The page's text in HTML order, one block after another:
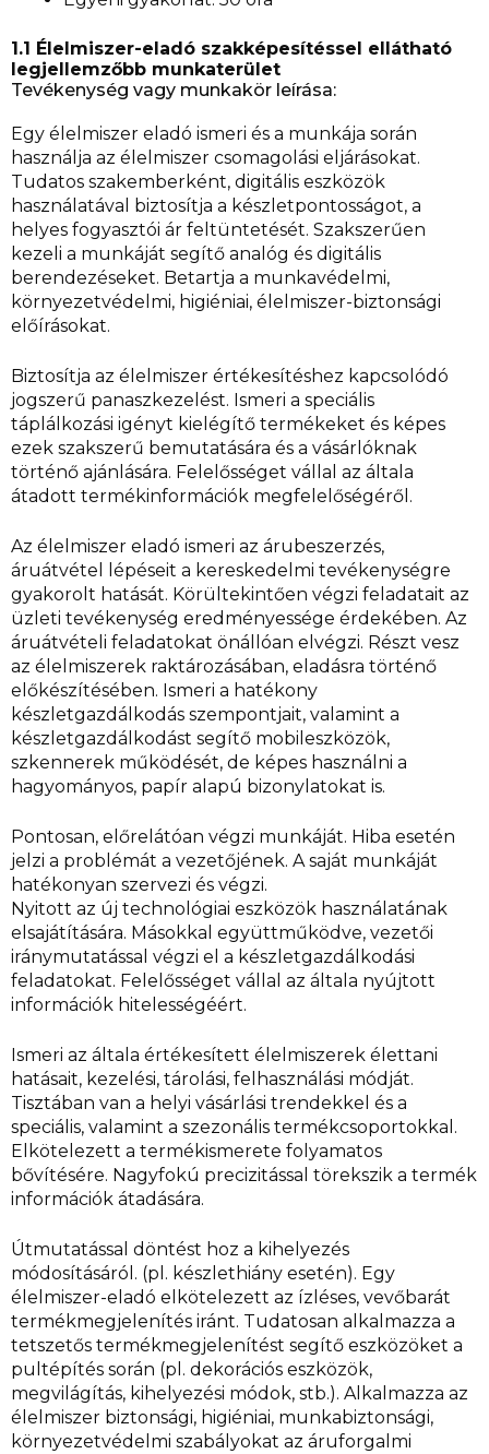
1.1 Élelmiszer-eladó szakképesítéssel ellátható
legjellemzőbb munkaterület
Tevékenység vagy munkakör leírása:
Egy élelmiszer eladó ismeri és a munkája során
használja az élelmiszer csomagolási eljárásokat.
Tudatos szakemberként, digitális eszközök
használatával biztosítja a készletpontosságot, a
helyes fogyasztói ár feltüntetését. Szakszerűen
kezeli a munkáját segítő analóg és digitális
berendezéseket. Betartja a munkavédelmi,
környezetvédelmi, higiéniai, élelmiszer-biztonsági
előírásokat.
Biztosítja az élelmiszer értékesítéshez kapcsolódó
jogszerű panaszkezelést. Ismeri a speciális
táplálkozási igényt kielégítő termékeket és képes
ezek szakszerű bemutatására és a vásárlóknak
történő ajánlására. Felelősséget vállal az általa
átadott termékinformációk megfelelőségéről.
Az élelmiszer eladó ismeri az árubeszerzés,
áruátvétel lépéseit a kereskedelmi tevékenységre
gyakorolt hatását. Körültekintően végzi feladatait az
üzleti tevékenység eredményessége érdekében. Az
áruátvételi feladatokat önállóan elvégzi. Részt vesz
az élelmiszerek raktározásában, eladásra történő
előkészítésében. Ismeri a hatékony
készletgazdálkodás szempontjait, valamint a
készletgazdálkodást segítő mobileszközök,
szkennerek működését, de képes használni a
hagyományos, papír alapú bizonylatokat is.
Pontosan, előrelátóan végzi munkáját. Hiba esetén
jelzi a problémát a vezetőjének. A saját munkáját
hatékonyan szervezi és végzi.
Nyitott az új technológiai eszközök használatának
elsajátítására. Másokkal együttműködve, vezetői
iránymutatással végzi el a készletgazdálkodási
feladatokat. Felelősséget vállal az általa nyújtott
információk hitelességéért.
Ismeri az általa értékesített élelmiszerek élettani
hatásait, kezelési, tárolási, felhasználási módját.
Tisztában van a helyi vásárlási trendekkel és a
speciális, valamint a szezonális termékcsoportokkal.
Elkötelezett a termékismerete folyamatos
bővítésére. Nagyfokú precizitással törekszik a termék
információk átadására.
Útmutatással döntést hoz a kihelyezés
módosításáról. (pl. készlethiány esetén). Egy
élelmiszer-eladó elkötelezett az ízléses, vevőbarát
termékmegjelenítés iránt. Tudatosan alkalmazza a
tetszetős termékmegjelenítést segítő eszközöket a
pultépítés során (pl. dekorációs eszközök,
megvilágítás, kihelyezési módok, stb.). Alkalmazza az
élelmiszer biztonsági, higiéniai, munkabiztonsági,
környezetvédelmi szabályokat az áruforgalmi